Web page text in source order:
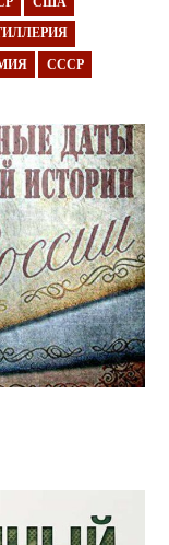
СССР